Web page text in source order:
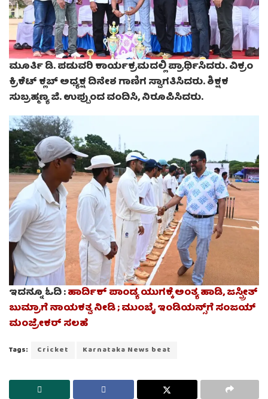
ಮೂರ್ತಿ ಡಿ. ಪಡುವರಿ ಕಾರ್ಯಕ್ರಮದಲ್ಲಿ ಪ್ರಾರ್ಥಿಸಿದರು. ವಿಕ್ರಂ
ಕ್ರಿಕೆಟ್ ಕ್ಲಬ್ ಅಧ್ಯಕ್ಷ ದಿನೇಶ ಗಾಣಿಗ ಸ್ವಾಗತಿಸಿದರು. ಶಿಕ್ಷಕ
ಸುಬ್ರಹ್ಮಣ್ಯ ಜಿ. ಉಪ್ಪುಂದ ವಂದಿಸಿ, ನಿರೂಪಿಸಿದರು.
ಇದನ್ನೂ ಓದಿ :ಹಾರ್ದಿಕ್ ಪಾಂಡ್ಯ ಯುಗಕ್ಕೆ ಅಂತ್ಯ ಹಾಡಿ, ಜಸ್ಪ್ರೀತ್
ಬುಮ್ರಾಗೆ ನಾಯಕತ್ವ ನೀಡಿ ; ಮುಂಬೈ ಇಂಡಿಯನ್ಸ್‌ಗೆ ಸಂಜಯ್
ಮಂಜ್ರೇಕರ್ ಸಲಹೆ
Tags: Cricket Karnataka News beat